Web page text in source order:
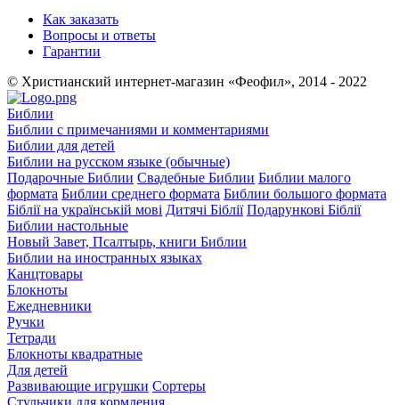
Как заказать
Вопросы и ответы
Гарантии
© Христианский интернет-магазин «Феофил», 2014 - 2022
Библии
Библии с примечаниями и комментариями
Библии для детей
Библии на русском языке (обычные)
Подарочные Библии Свадебные Библии Библии малого
формата Библии среднего формата Библии большого формата
Біблії на українській мові Дитячі Біблії Подарункові Біблії
Библии настольные
Новый Завет, Псалтырь, книги Библии
Библии на иностранных языках
Канцтовары
Блокноты
Ежедневники
Ручки
Тетради
Блокноты квадратные
Для детей
Развивающие игрушки Сортеры